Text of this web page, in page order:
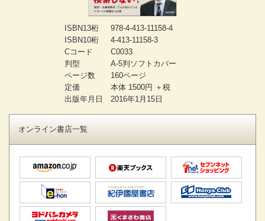
ISBN13桁
978-4-413-11158-4
ISBN10桁
4-413-11158-3
Cコード
C0033
判型
A-5判ソフトカバー
ページ数
160ページ
定価
本体 1500円 ＋税
出版年月日
2016年1月15日
オンライン書店一覧